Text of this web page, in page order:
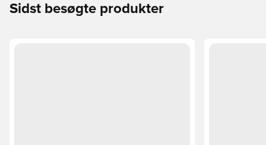
Sidst besøgte produkter